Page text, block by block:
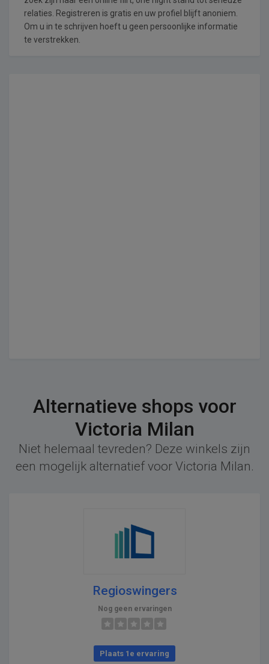
relaties. Registreren is gratis en uw profiel blijft anoniem.
Om u in te schrijven hoeft u geen persoonlijke informatie
te verstrekken.
Alternatieve shops voor
Victoria Milan
Niet helemaal tevreden? Deze winkels zijn
een mogelijk alternatief voor Victoria Milan.
Regioswingers
Nog geen ervaringen
Plaats 1e ervaring